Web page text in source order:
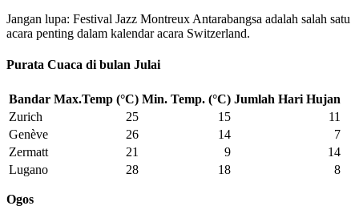
Jangan lupa: Festival Jazz Montreux Antarabangsa adalah salah satu
acara penting dalam kalendar acara Switzerland.
Purata Cuaca di bulan Julai
Bandar Max.Temp (°C) Min. Temp. (°C) Jumlah Hari Hujan
Zurich
25 15
11
Genève
26 14
7
Zermatt
21 9
14
Lugano
28 18 8
Ogos